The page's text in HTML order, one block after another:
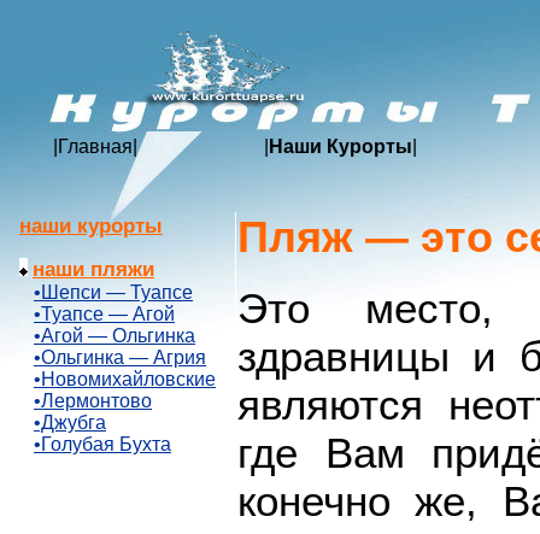
Главная Наши Курорты
наши курорты
наши пляжи
•Шепси — Туапсе
•Туапсе — Агой
•Агой — Ольгинка
•Ольгинка — Агрия
•Новомихайловские
•Лермонтово
•Джубга
•Голубая Бухта
Пляж — это
Это место,
здравницы и
являются
где Вам
конечно же,